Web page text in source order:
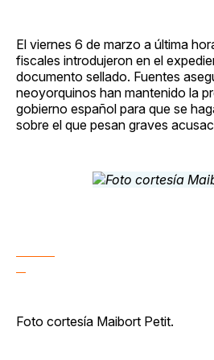
El viernes 6 de marzo a última
fiscales introdujeron en el
documento sellado. Fuentes
neoyorquinos han mantenido la
gobierno español para que se
sobre el que pesan graves
Foto cortesía Maibort Petit.